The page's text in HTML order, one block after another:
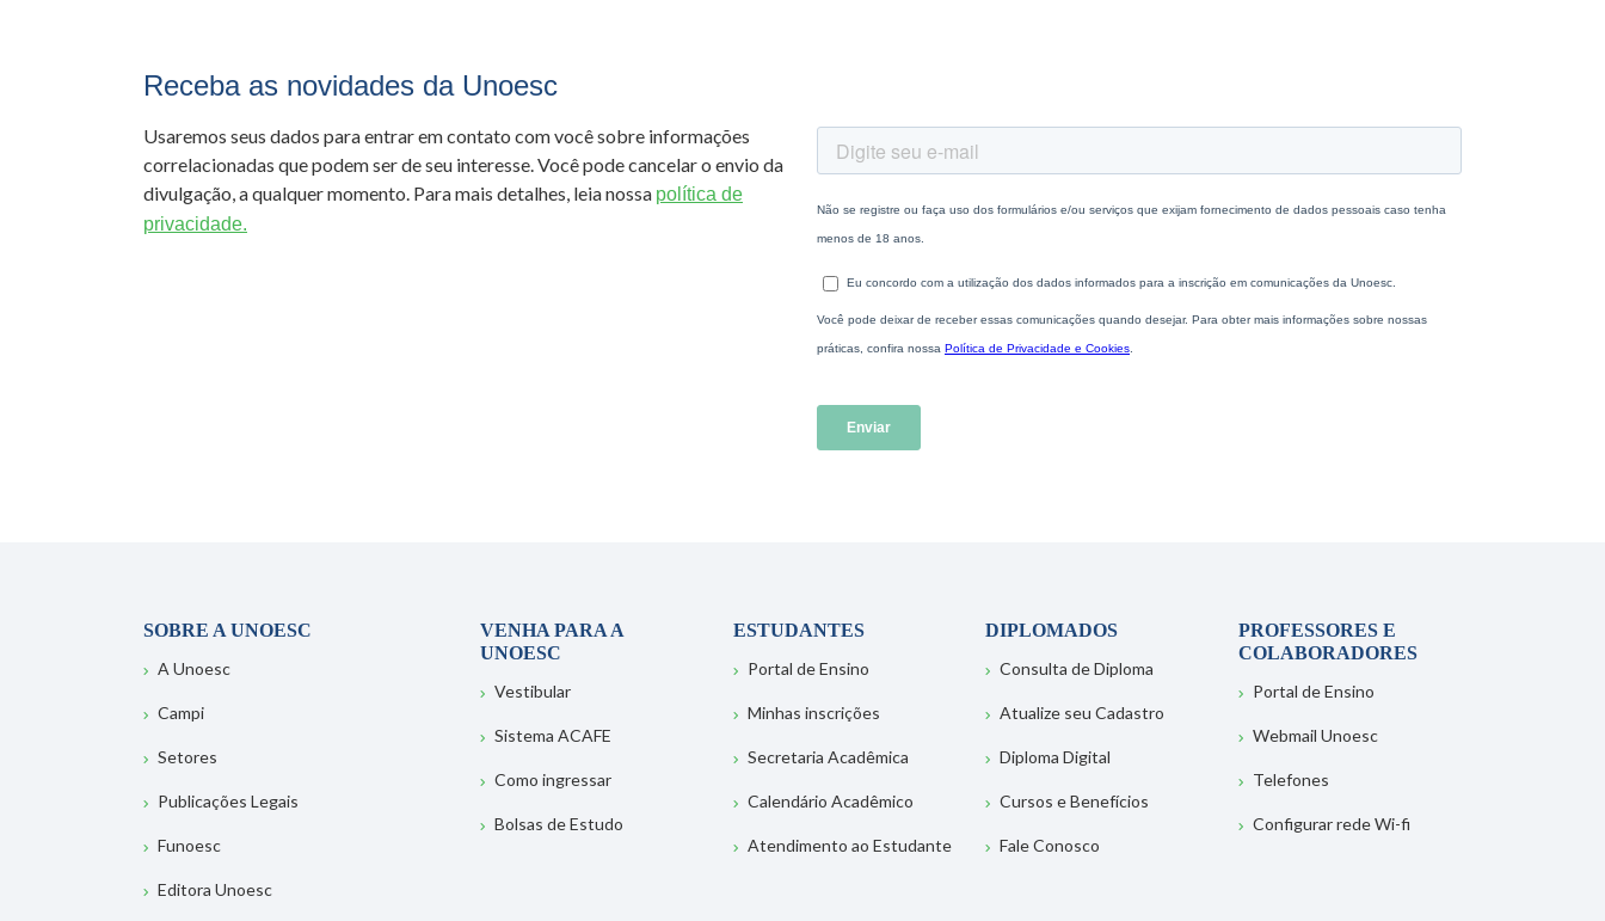
Receba as novidades da Unoesc
Usaremos seus dados para entrar em contato com você sobre informações
correlacionadas que podem ser de seu interesse. Você pode cancelar o envio da
divulgação, a qualquer momento. Para mais detalhes, leia nossa política de
privacidade.
SOBRE A UNOESC
A Unoesc
Campi
Setores
Publicações Legais
Funoesc
Editora Unoesc
VENHA PARA A
UNOESC
Vestibular
Sistema ACAFE
Como ingressar
Bolsas de Estudo
ESTUDANTES
Portal de Ensino
Minhas inscrições
Secretaria Acadêmica
Calendário Acadêmico
Atendimento ao Estudante
DIPLOMADOS
Consulta de Diploma
Atualize seu Cadastro
Diploma Digital
Cursos e Benefícios
Fale Conosco
PROFESSORES E
COLABORADORES
Portal de Ensino
Webmail Unoesc
Telefones
Configurar rede Wi-fi